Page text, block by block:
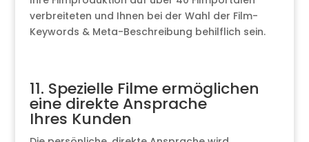
verbreiteten und Ihnen bei der Wahl der Film-
Keywords & Meta-Beschreibung behilflich sein.
11. Spezielle Filme ermöglichen
eine direkte Ansprache
Ihres Kunden